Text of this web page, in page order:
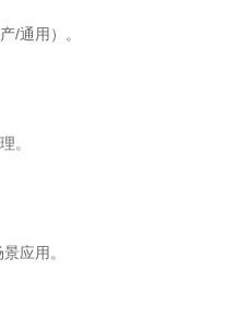
/通用）。
。
应用。